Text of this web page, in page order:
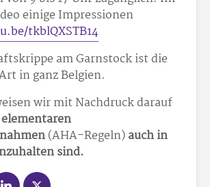
einige Impressionen
tkblQXSTB14
am Garnstock ist die
in ganz Belgien.
wir mit Nachdruck darauf
elementaren
(AHA-Regeln)auch in
sind.